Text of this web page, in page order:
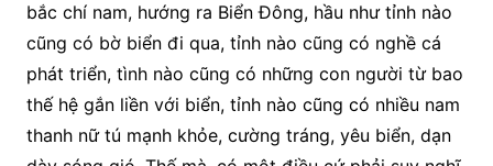
bắc chí nam, hướng ra Biển Đông, hầu như tỉnh nào
cũng có bờ biển đi qua, tỉnh nào cũng có nghề cá
phát triển, tình nào cũng có những con người từ bao
thế hệ gắn liền với biển, tỉnh nào cũng có nhiều nam
thanh nữ tú mạnh khỏe, cường tráng, yêu biển, dạn